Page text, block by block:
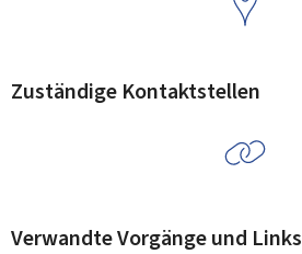
Zuständige Kontaktstellen
Verwandte Vorgänge und Links